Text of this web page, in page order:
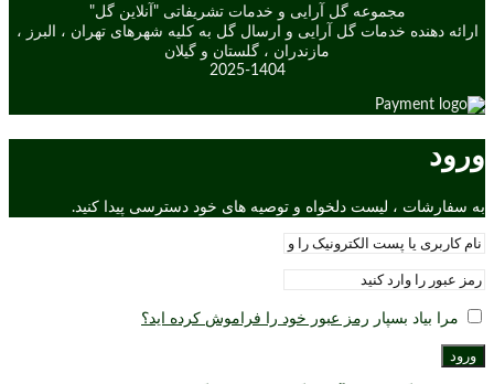
مجموعه گل آرایی و خدمات تشریفاتی "آنلاین گل"
ارائه دهنده خدمات گل آرایی و ارسال گل به کلیه شهرهای تهران ، البرز ،
مازندران ، گلستان و گیلان
2025-1404
ورود
به سفارشات ، لیست دلخواه و توصیه های خود دسترسی پیدا کنید.
مرا بیاد بسپار رمز عبور خود را فراموش کرده اید؟
ورود